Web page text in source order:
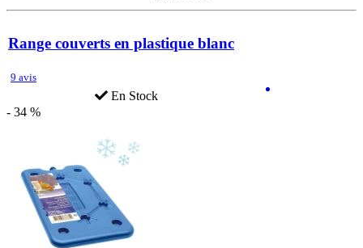
Range couverts en plastique blanc
9 avis
En Stock
- 34 %